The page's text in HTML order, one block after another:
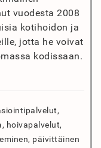
vuodesta 2008
kotihoidon ja
jotta he voivat
kodissaan.
hoivapalvelut,
päivittäinen